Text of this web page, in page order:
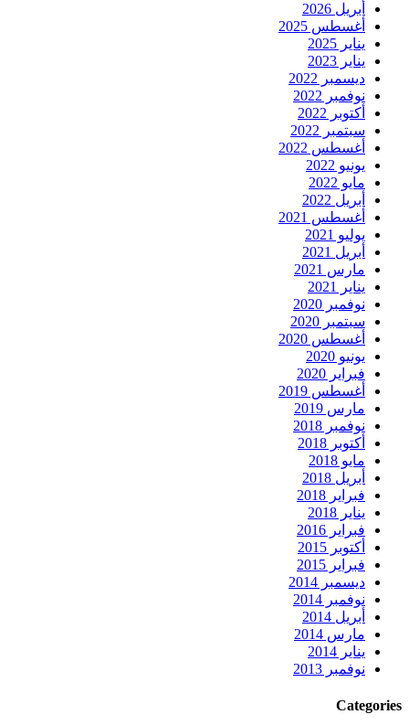
أبريل 2026
أغسطس 2025
يناير 2025
يناير 2023
ديسمبر 2022
نوفمبر 2022
أكتوبر 2022
سبتمبر 2022
أغسطس 2022
يونيو 2022
مايو 2022
أبريل 2022
أغسطس 2021
يوليو 2021
أبريل 2021
مارس 2021
يناير 2021
نوفمبر 2020
سبتمبر 2020
أغسطس 2020
يونيو 2020
فبراير 2020
أغسطس 2019
مارس 2019
نوفمبر 2018
أكتوبر 2018
مايو 2018
أبريل 2018
فبراير 2018
يناير 2018
فبراير 2016
أكتوبر 2015
فبراير 2015
ديسمبر 2014
نوفمبر 2014
أبريل 2014
مارس 2014
يناير 2014
نوفمبر 2013
Categories